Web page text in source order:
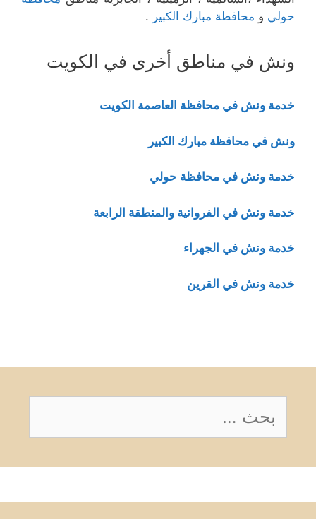
حولي و محافطة مبارك الكبير .
ونش في مناطق أخرى في الكويت
خدمة ونش في محافظة العاصمة الكويت
ونش في محافظة مبارك الكبير
خدمة ونش في محافظة حولي
خدمة ونش في الفروانية والمنطقة الرابعة
خدمة ونش في الجهراء
خدمة ونش في القرين
البحث
عن: